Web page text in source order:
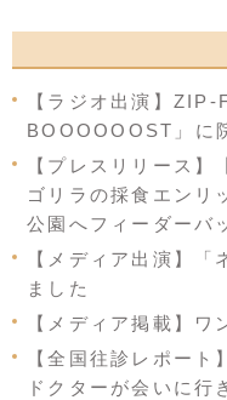
【ラジオ出演】
BOOOOOOST」に
【プレスリリース
ゴリラの採食エンリ
公園へフィーダーバ
【メディア出演】
ました
【メディア掲載】
【全国往診レポー
ドクターが会いに行